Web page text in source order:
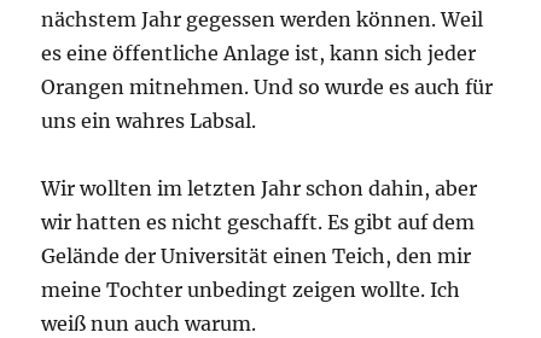
nächstem Jahr gegessen werden können. Weil
es eine öffentliche Anlage ist, kann sich jeder
Orangen mitnehmen. Und so wurde es auch für
uns ein wahres Labsal.
Wir wollten im letzten Jahr schon dahin, aber
wir hatten es nicht geschafft. Es gibt auf dem
Gelände der Universität einen Teich, den mir
meine Tochter unbedingt zeigen wollte. Ich
weiß nun auch warum.